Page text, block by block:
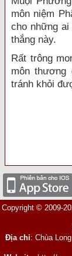
môn niệm
cho những
thắng này.
Rất trông
môn thương
tránh khỏi
Copyright © 2009-
Địa chỉ: Chùa